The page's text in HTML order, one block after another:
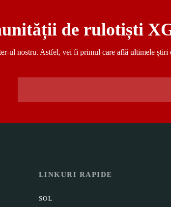
de rulotiști
ul nostru. Astfel, vei fi primul care află ultimele
LINKURI RAPIDE
SOL